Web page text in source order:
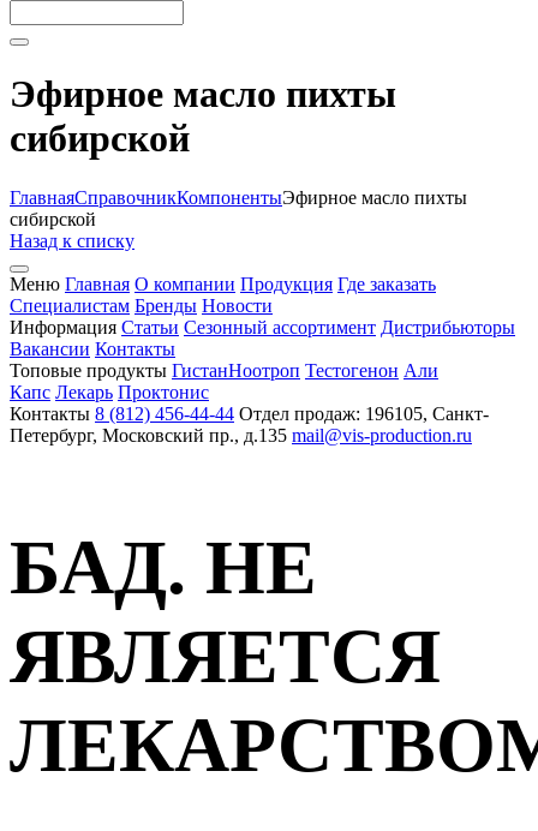
Эфирное масло пихты
сибирской
ГлавнаяСправочникКомпонентыЭфирное масло пихты
сибирской
Назад к списку
Меню Главная О компании Продукция Где заказать
Специалистам Бренды Новости
Информация Статьи Сезонный ассортимент Дистрибьюторы
Вакансии Контакты
Топовые продукты ГистанНоотроп Тестогенон Али
Капс Лекарь Проктонис
Контакты 8 (812) 456-44-44 Отдел продаж: 196105, Санкт-
Петербург, Московский пр., д.135 mail@vis-production.ru
БАД. НЕ
ЯВЛЯЕТСЯ